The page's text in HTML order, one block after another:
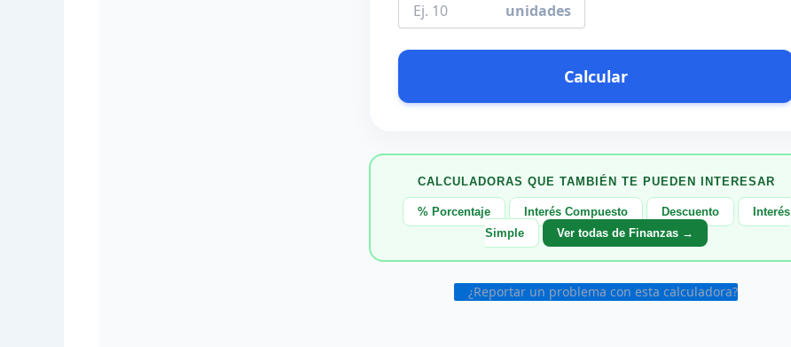
unidades
Calcular
CALCULADORAS QUE TAMBIÉN TE PUEDEN INTERESAR
% Porcentaje Interés Compuesto Descuento
Interés
Simple
Ver todas de Finanzas →
¿Reportar un problema con esta calculadora?